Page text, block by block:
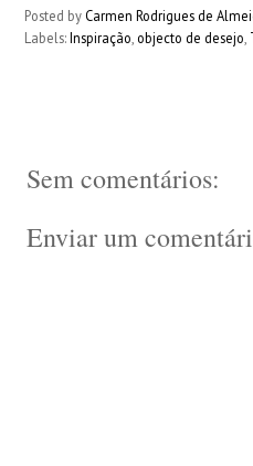
Posted by Carmen Rodrigues de
Labels:Inspiração objecto de desejo
Sem comentários:
Enviar um